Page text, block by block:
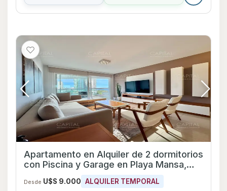
Apartamento en Alquiler de 2 dormitorios
con Piscina y Garage en Playa Mansa,
Desde U$S 9.000 ALQUILER TEMPORAL